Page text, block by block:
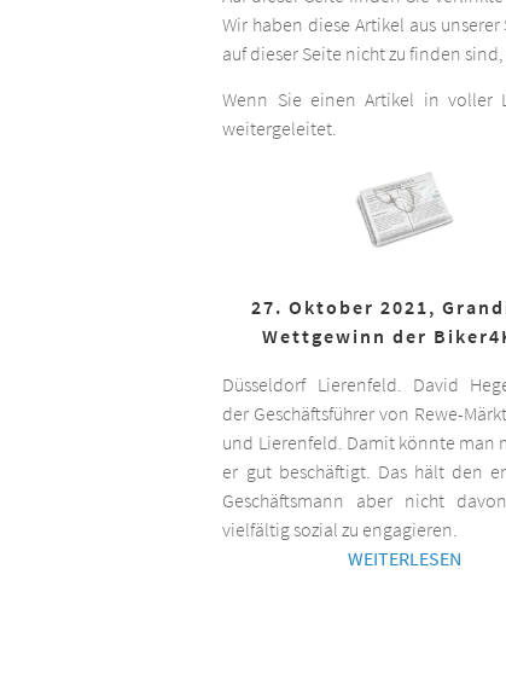
Wir haben diese Artikel aus
auf dieser Seite nicht zu finden
Wenn Sie einen Artikel in voller
weitergeleitet.
27. Oktober 2021,
Wettgewinn der
Düsseldorf Lierenfeld. David
der Geschäftsführer von Rewe-
und Lierenfeld. Damit könnte man
er gut beschäftigt. Das hält den
Geschäftsmann aber nicht
vielfältig sozial zu engagieren.
WEITERLESEN